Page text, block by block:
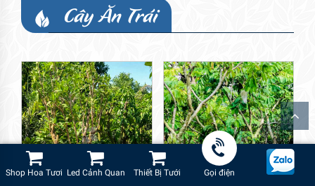
Cây Ăn Trái
Shop Hoa Tươi Led Cảnh Quan Thiết Bị Tưới Gọi điện